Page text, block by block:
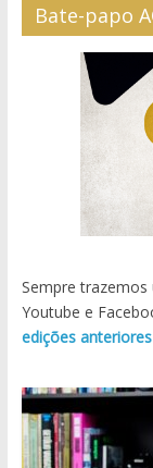
Bate-papo
Sempre trazemos
Youtube e
edições anteriores